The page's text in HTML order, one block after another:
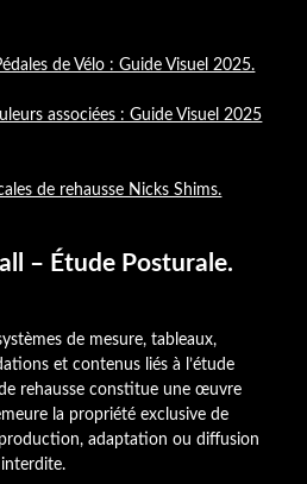
de Vélo : Guide Visuel 2025.
associées : Guide Visuel 2025
de rehausse Nicks Shims.
– Étude Posturale.
de mesure, tableaux,
et contenus liés à l’étude
rehausse constitue une œuvre
la propriété exclusive de
adaptation ou diffusion